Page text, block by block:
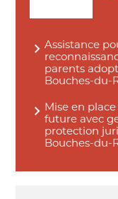
Assistance
parents
Bouches-du-
Mise en
future avec
protection
Bouches-du-